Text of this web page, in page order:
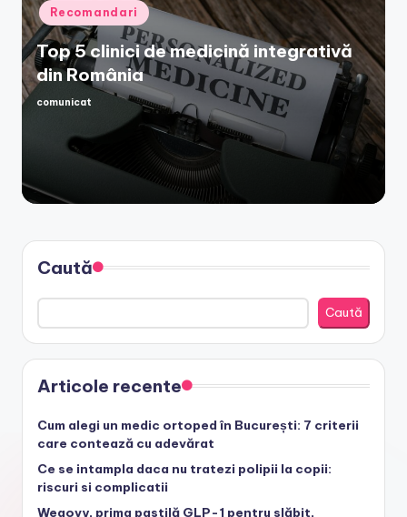
Posted
in
Recomandari
Top 5 clinici de medicină integrativă
din România
Posted
comunicat
Caută
Caută
Articole recente
Cum alegi un medic ortoped în București: 7 criterii
care contează cu adevărat
Ce se intampla daca nu tratezi polipii la copii:
riscuri si complicatii
Wegovy, prima pastilă GLP-1 pentru slăbit,